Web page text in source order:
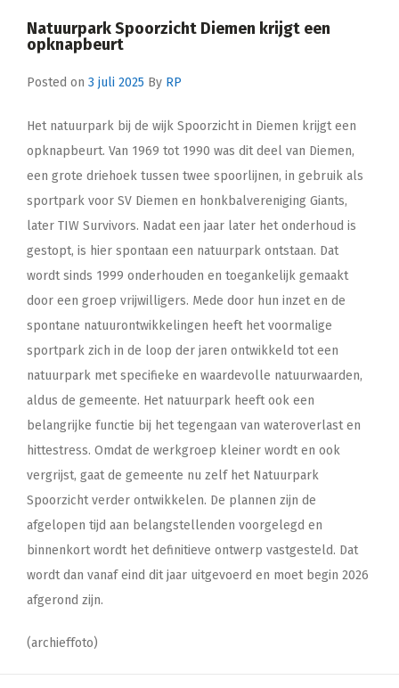
Natuurpark Spoorzicht Diemen krijgt een
opknapbeurt
Posted on 3 juli 2025 By RP
Het natuurpark bij de wijk Spoorzicht in Diemen krijgt een
opknapbeurt. Van 1969 tot 1990 was dit deel van Diemen,
een grote driehoek tussen twee spoorlijnen, in gebruik als
sportpark voor SV Diemen en honkbalvereniging Giants,
later TIW Survivors. Nadat een jaar later het onderhoud is
gestopt, is hier spontaan een natuurpark ontstaan. Dat
wordt sinds 1999 onderhouden en toegankelijk gemaakt
door een groep vrijwilligers. Mede door hun inzet en de
spontane natuurontwikkelingen heeft het voormalige
sportpark zich in de loop der jaren ontwikkeld tot een
natuurpark met specifieke en waardevolle natuurwaarden,
aldus de gemeente. Het natuurpark heeft ook een
belangrijke functie bij het tegengaan van wateroverlast en
hittestress. Omdat de werkgroep kleiner wordt en ook
vergrijst, gaat de gemeente nu zelf het Natuurpark
Spoorzicht verder ontwikkelen. De plannen zijn de
afgelopen tijd aan belangstellenden voorgelegd en
binnenkort wordt het definitieve ontwerp vastgesteld. Dat
wordt dan vanaf eind dit jaar uitgevoerd en moet begin 2026
afgerond zijn.
(archieffoto)